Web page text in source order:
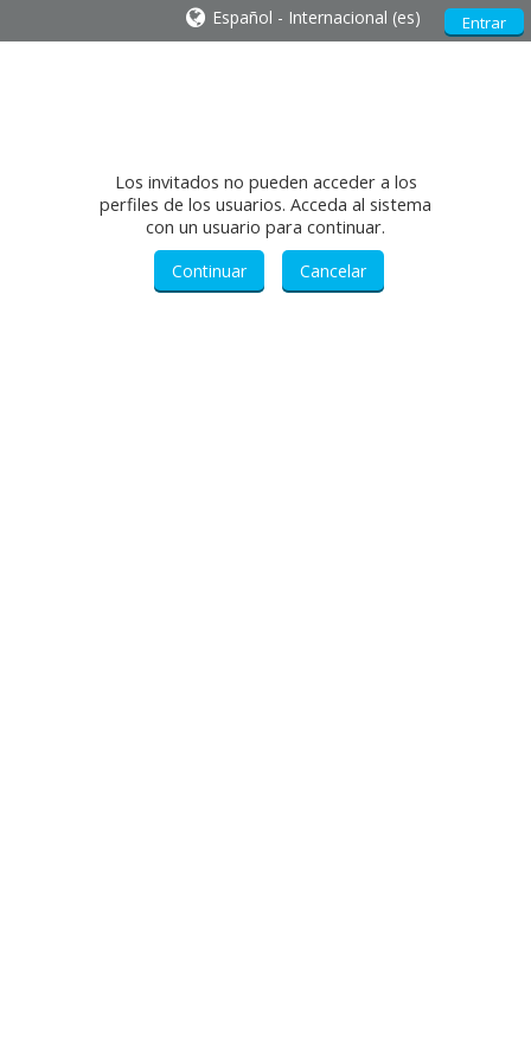
Entrar
Español - Internacional ‎(es)‎
Los invitados no pueden acceder a los
perfiles de los usuarios. Acceda al sistema
con un usuario para continuar.